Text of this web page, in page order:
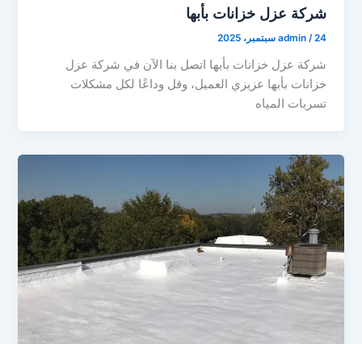
شركة عزل خزانات بأبها
admin /24 سبتمبر، 2025
شركة عزل خزانات بأبها اتصل بنا الآن في شركة عزل
خزانات بأبها عزيزي العميل، وقل وداعًا لكل مشكلات
تسربات المياه